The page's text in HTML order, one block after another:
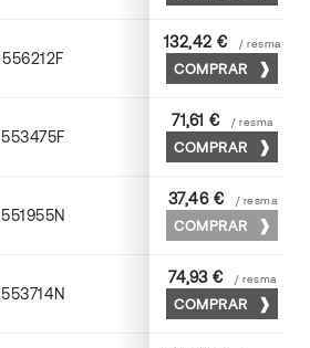
556212F 72 x 102
132,42 € / resma
COMPRAR
553475F 75 x 53
71,61 € / resma
COMPRAR
551955N 52 x 70
37,46 € / resma
COMPRAR
553714N 72 x 102
74,93 € / resma
COMPRAR